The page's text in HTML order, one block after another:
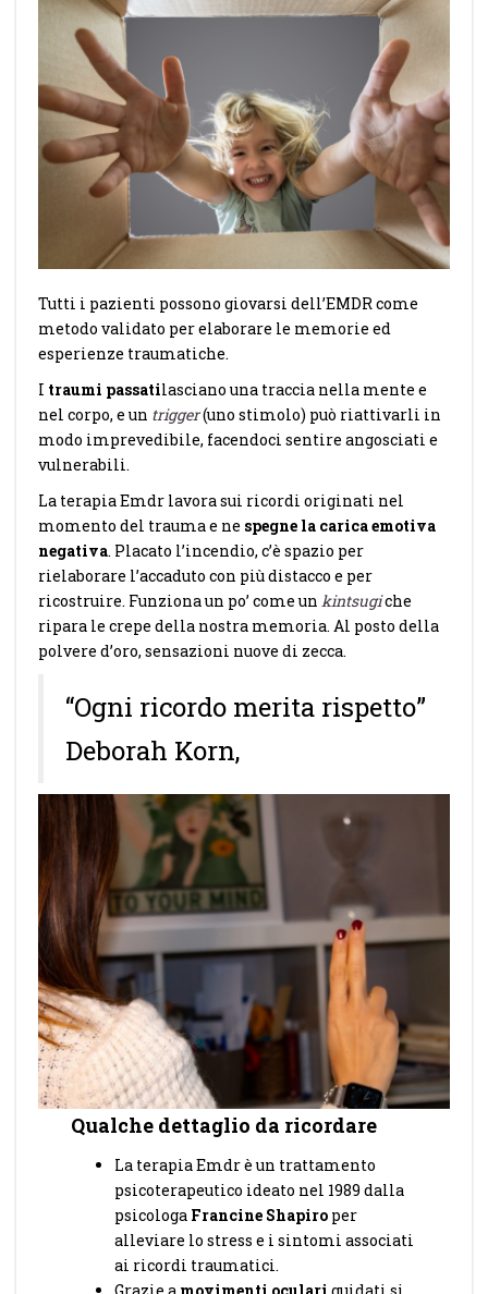
Tutti i pazienti possono giovarsi dell’EMDR come
metodo validato per elaborare le memorie ed
esperienze traumatiche.
I traumi passatilasciano una traccia nella mente e
nel corpo, e un trigger(uno stimolo) può riattivarli in
modo imprevedibile, facendoci sentire angosciati e
vulnerabili.
La terapia Emdr lavora sui ricordi originati nel
momento del trauma e ne spegne la carica emotiva
negativa. Placato l’incendio, c’è spazio per
rielaborare l’accaduto con più distacco e per
ricostruire. Funziona un po’ come un kintsugiche
ripara le crepe della nostra memoria. Al posto della
polvere d’oro, sensazioni nuove di zecca.
“Ogni ricordo merita rispetto”
Deborah Korn,
Qualche dettaglio da ricordare
La terapia Emdr è un trattamento
psicoterapeutico ideato nel 1989 dalla
psicologa Francine Shapiro per
alleviare lo stress e i sintomi associati
ai ricordi traumatici.